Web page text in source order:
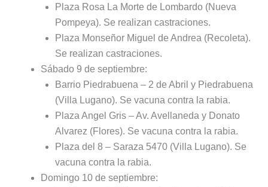
Plaza Rosa La Morte de Lombardo (Nueva
Pompeya). Se realizan castraciones.
Plaza Monseñor Miguel de Andrea (Recoleta).
Se realizan castraciones.
Sábado 9 de septiembre:
Barrio Piedrabuena – 2 de Abril y Piedrabuena
(Villa Lugano). Se vacuna contra la rabia.
Plaza Angel Gris – Av. Avellaneda y Donato
Alvarez (Flores). Se vacuna contra la rabia.
Plaza del 8 – Saraza 5470 (Villa Lugano). Se
vacuna contra la rabia.
Domingo 10 de septiembre: